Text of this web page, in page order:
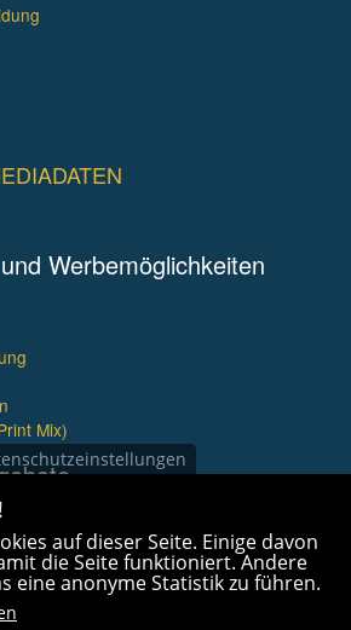
Werbemöglichkeiten
Mix)
auf dieser Seite. Einige davon
die Seite funktioniert. Andere
eine anonyme Statistik zu führen.